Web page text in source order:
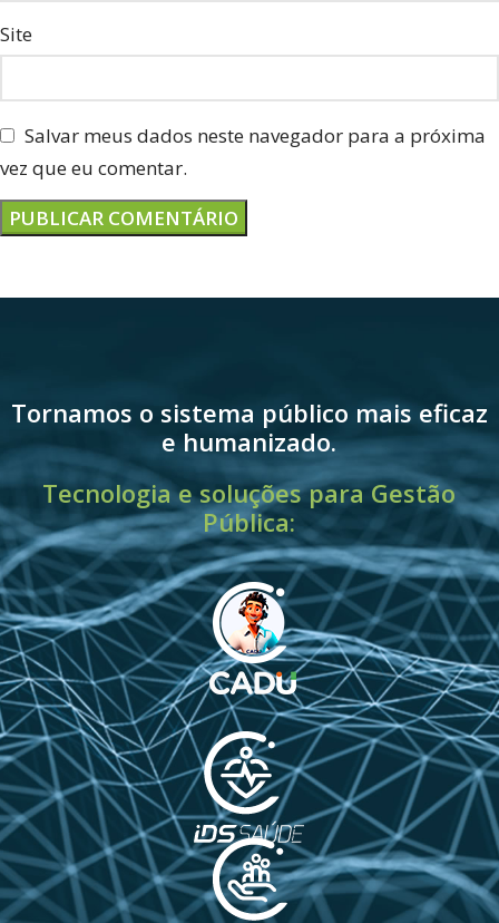
Site
Salvar meus dados neste navegador para a próxima
vez que eu comentar.
Tornamos o sistema público mais eficaz
e humanizado.
Tecnologia e soluções para Gestão
Pública: